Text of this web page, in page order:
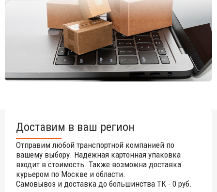
Открыть технические характеристики.
Инструкция по уходу.
Цена на сайте указана за модель с окрашенным
основанием черного цвета и обивкой из ткани King. Для
уточнения всех возможных вариантов материала и цвета
данного изделия обращайтесь к нашим менеджерам.
Доставим в ваш регион
Отправим любой транспортной компанией по
вашему выбору. Надёжная картонная упаковка
входит в стоимость. Также возможна доставка
курьером по Москве и области.
Самовывоз и доставка до большинства ТК - 0 руб.